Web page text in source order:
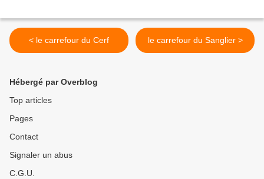
< le carrefour du Cerf le carrefour du Sanglier >
Hébergé par Overblog
Top articles
Pages
Contact
Signaler un abus
C.G.U.